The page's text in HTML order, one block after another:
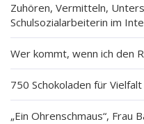
Zuhören, Vermitteln,
Schulsozialarbeiterin im
Wer kommt, wenn ich den
750 Schokoladen für
„Ein Ohrenschmaus“, Frau